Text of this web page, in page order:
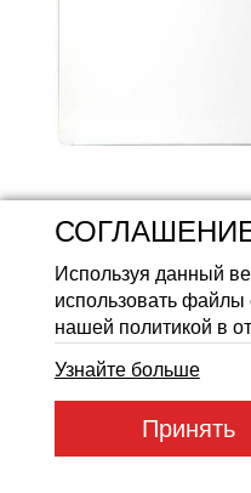
96383
Используя данный
использовать файлы
нашей политикой в
Узнайте больше
Принять